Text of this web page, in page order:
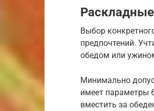
Выбор
предпочтений.
обедом или
Минимально
имеет параметры
вместить за